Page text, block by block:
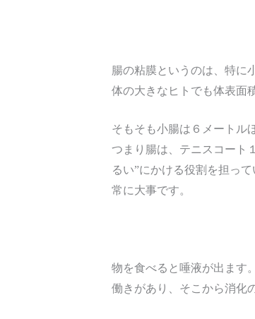
腸の粘膜というのは、特に
体の大きなヒトでも体表面
そもそも小腸は６メートル
つまり腸は、テニスコート
るい”にかける役割を担っ
常に大事です。
物を食べると唾液が出ます
働きがあり、そこから消化